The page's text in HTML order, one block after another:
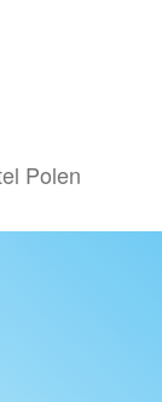
Polen